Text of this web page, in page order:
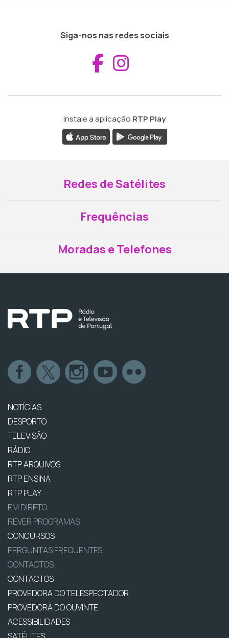
Siga-nos nas redes sociais
Aceder ao
Instale a aplicação RTP Play
Redes de Satélites
Frequências
Moradas e Telefones
NOTÍCIAS
DESPORTO
TELEVISÃO
RÁDIO
RTP ARQUIVOS
RTP ENSINA
RTP PLAY
EM DIRETO
REVER PROGRAMAS
CONCURSOS
PERGUNTAS FREQUENTES
CONTACTOS
CONTACTOS
PROVEDORA DO TELESPECTADOR
PROVEDORA DO OUVINTE
ACESSIBILIDADES